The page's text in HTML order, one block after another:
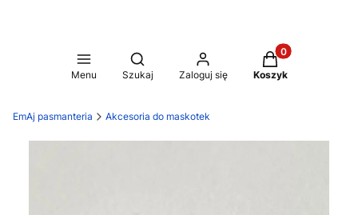
Menu
Otwórz wyszukiwarkę
Szukaj Zaloguj się
Produkty w
Koszyk
EmAj pasmanteria Akcesoria do maskotek